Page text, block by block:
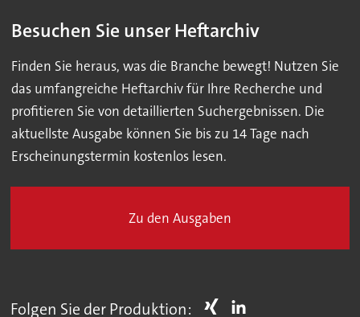
Besuchen Sie unser Heftarchiv
Finden Sie heraus, was die Branche bewegt! Nutzen Sie
das umfangreiche Heftarchiv für Ihre Recherche und
profitieren Sie von detaillierten Suchergebnissen. Die
aktuellste Ausgabe können Sie bis zu 14 Tage nach
Erscheinungstermin kostenlos lesen.
Zu den Ausgaben
Folgen Sie der Produktion: